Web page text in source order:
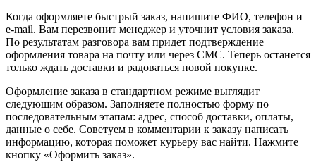
Когда оформляете быстрый заказ, напишите ФИО, телефон и
e-mail. Вам перезвонит менеджер и уточнит условия заказа.
По результатам разговора вам придет подтверждение
оформления товара на почту или через СМС. Теперь останется
только ждать доставки и радоваться новой покупке.
Оформление заказа в стандартном режиме выглядит
следующим образом. Заполняете полностью форму по
последовательным этапам: адрес, способ доставки, оплаты,
данные о себе. Советуем в комментарии к заказу написать
информацию, которая поможет курьеру вас найти. Нажмите
кнопку «Оформить заказ».